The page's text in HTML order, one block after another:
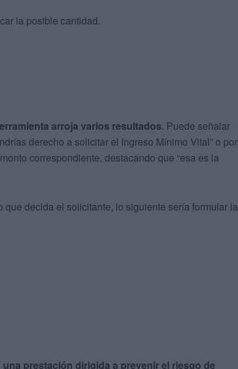
la posible cantidad.
arroja varios resultados. Puede señalar
derecho a solicitar el Ingreso Mínimo Vital” o por
correspondiente, destacando que “esa es la
decida el solicitante, lo siguiente sería formular la
una prestación dirigida a prevenir el riesgo de